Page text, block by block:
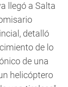
llegó a Salta
detalló
de lo
de una
helicóptero